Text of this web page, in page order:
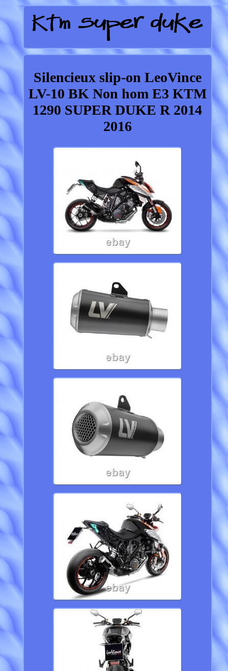
Silencieux slip-on LeoVince
LV-10 BK Non hom E3 KTM
1290 SUPER DUKE R 2014
2016